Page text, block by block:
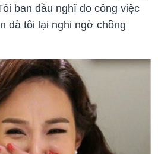
ban đầu nghĩ do công việc
dà tôi lại nghi ngờ chồng